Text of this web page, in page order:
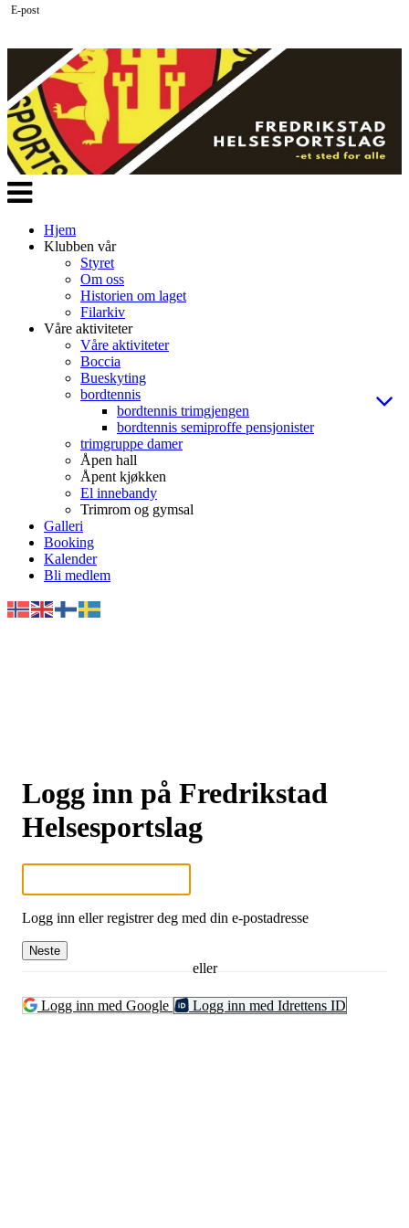
Veksle
navigasjon
Hjem
Klubben vår
Styret
Om oss
Historien om laget
Filarkiv
Våre aktiviteter
Våre aktiviteter
Boccia
Bueskyting
bordtennis
bordtennis trimgjengen
bordtennis semiproffe pensjonister
trimgruppe damer
Åpen hall
Åpent kjøkken
El innebandy
Trimrom og gymsal
Galleri
Booking
Kalender
Bli medlem
Logg inn på Fredrikstad
Helsesportslag
E-post
Logg inn eller registrer deg med din e-postadresse
Neste
eller
Logg inn med Google Logg inn med Idrettens ID